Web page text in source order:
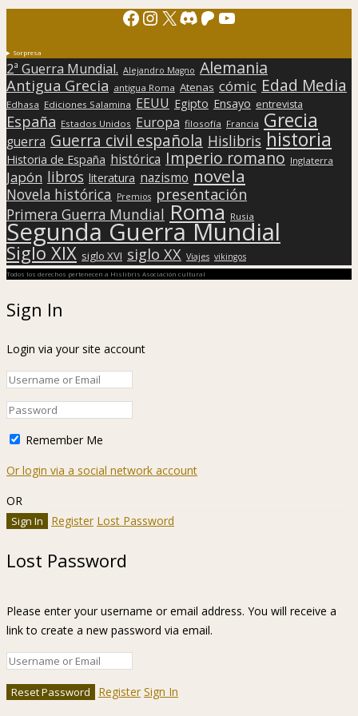
Facebook
Instagram
X Discord
Patreon
YouTube
Sorpresa
2ª Guerra Mundial. Alejandro Magno Alemania
Antigua Grecia antigua Roma Atenas cómic Edad Media
Edhasa Ediciones Salamina EEUU Egipto Ensayo entrevista
España Estados Unidos Europa filosofía Francia Grecia
guerra Guerra civil española Hislibris historia
Historia de España histórica Imperio romano Inglaterra
Japón libros literatura nazismo novela
Novela histórica Premios presentación
Primera Guerra Mundial Roma Rusia
Segunda Guerra Mundial
Siglo XIX siglo XVI siglo XX Viajes vikingos
Todos los derechos pertenecen a Hislibris Asociación cultural
Sign In
Login via your site account
Remember Me
Or login via a social network account
OR
Register Lost Password
Lost Password
Please enter your username or email address. You will receive a
link to create a new password via email.
Register Sign In